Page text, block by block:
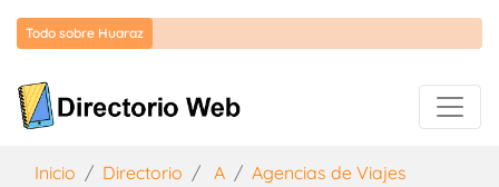
Todo sobre Huaraz
Inicio Directorio A
Agencias de Viajes